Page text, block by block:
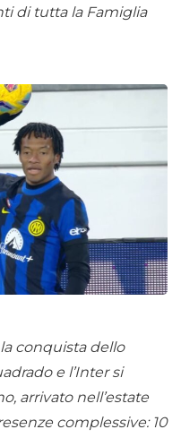
di tutta la Famiglia
conquista dello
e l’Inter si
arrivato nell’estate
complessive: 10